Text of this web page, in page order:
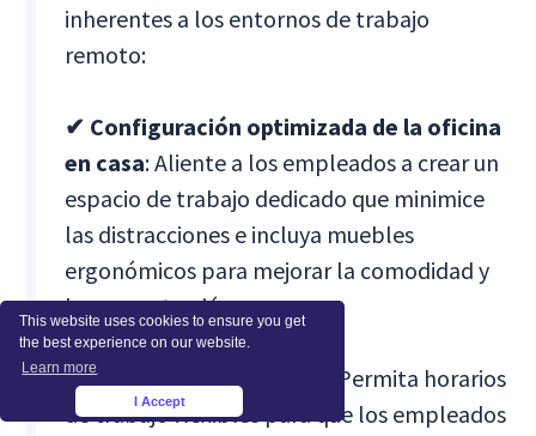
This website uses cookies to ensure you get
the best experience on our website.
Learn more
I Accept ×
inherentes a los entornos de trabajo
remoto:
✔ Configuración optimizada de la oficina
en casa: Aliente a los empleados a crear un
espacio de trabajo dedicado que minimice
las distracciones e incluya muebles
ergonómicos para mejorar la comodidad y
la concentración.
✔ Programación flexible
: Permita horarios
de trabajo flexibles para que los empleados